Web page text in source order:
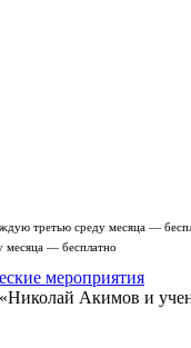
третью среду месяца —
месяца — бесплатно
мероприятия
Акимов и